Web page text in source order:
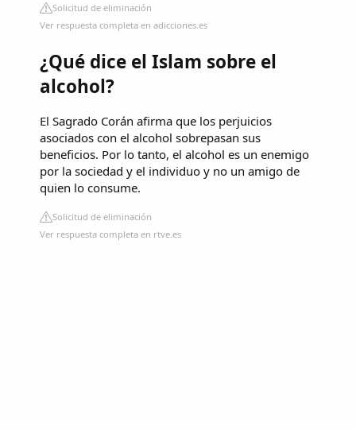
Solicitud de eliminación
Ver respuesta completa en adicciones.es
¿Qué dice el Islam sobre el
alcohol?
El Sagrado Corán afirma que los perjuicios
asociados con el alcohol sobrepasan sus
beneficios. Por lo tanto, el alcohol es un enemigo
por la sociedad y el individuo y no un amigo de
quien lo consume.
Solicitud de eliminación
Ver respuesta completa en rtve.es